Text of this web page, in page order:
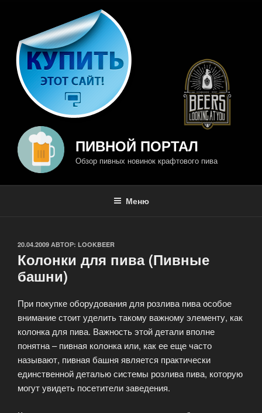
содержимому
ПИВНОЙ ПОРТАЛ
Обзор пивных новинок крафтового пива
Меню
ОПУБЛИКОВАНО
20.04.2009 АВТОР: LOOKBEER
Колонки для пива (Пивные
башни)
При покупке оборудования для розлива пива особое
внимание стоит уделить такому важному элементу, как
колонка для пива. Важность этой детали вполне
понятна – пивная колонка или, как ее еще часто
называют, пивная башня является практически
единственной деталью системы розлива пива, которую
могут увидеть посетители заведения.